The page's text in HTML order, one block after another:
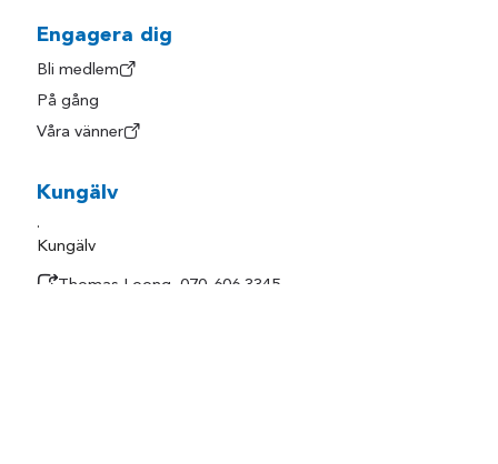
Engagera dig
Bli medlem
På gång
Våra vänner
Kungälv
.
Kungälv
Thomas Loong, 070-606 3345